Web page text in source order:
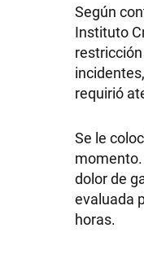
Según
Instituto
requirió
Se le
dolor de
evaluada
horas.